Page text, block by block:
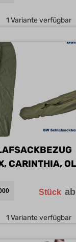
1 Variante verfügbar
Stück ab
1 Variante verfügbar